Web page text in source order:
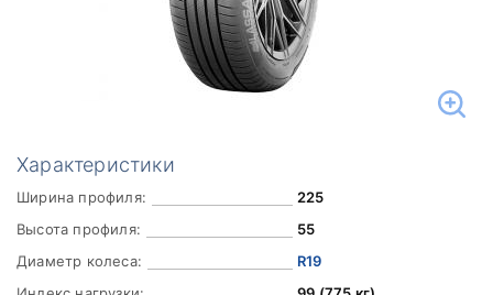
Характеристики
Ширина профиля:
225
Высота профиля:
55
Диаметр колеса:
R19